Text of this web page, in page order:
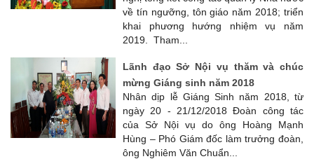
về tín ngưỡng, tôn giáo năm 2018; triển
khai phương hướng nhiệm vụ năm
2019. Tham...
Lãnh đạo Sở Nội vụ thăm và chúc
mừng Giáng sinh năm 2018
Nhân dịp lễ Giáng Sinh năm 2018, từ
ngày 20 - 21/12/2018 Đoàn công tác
của Sở Nội vụ do ông Hoàng Mạnh
Hùng – Phó Giám đốc làm trưởng đoàn,
ông Nghiêm Văn Chuẩn...